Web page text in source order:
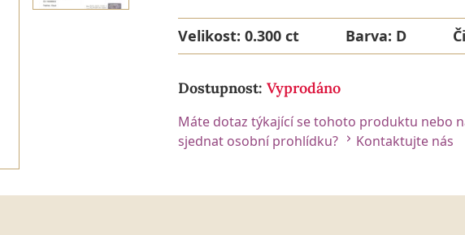
Velikost: 0.300 ct Barva: D
Dostupnost: Vyprodáno
Máte dotaz týkající se tohoto produktu nebo
sjednat osobní prohlídku?
Kontaktujte nás